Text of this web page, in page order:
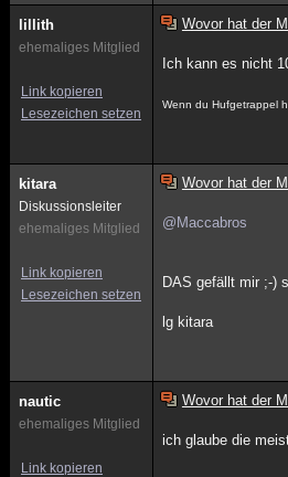
lillith
ehemaliges Mitglied
Link kopieren
Lesezeichen setzen
Wovor hat der
Ich kann es nicht
Wenn du Hufgetrappel
kitara
Diskussionsleiter
ehemaliges Mitglied
Link kopieren
Lesezeichen setzen
Wovor hat der
@Maccabros
DAS gefällt mir ;-)
lg kitara
nautic
ehemaliges Mitglied
Link kopieren
Wovor hat der
ich glaube die